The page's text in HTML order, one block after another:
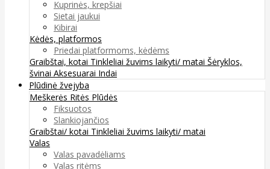
Kuprinės, krepšiai
Sietai jaukui
Kibirai
Kėdės, platformos
Priedai platformoms, kėdėms
Graibštai, kotai Tinkleliai žuvims laikyti/ matai Šėryklos,
švinai Aksesuarai Indai
Plūdinė žvejyba
Meškerės Ritės Plūdės
Fiksuotos
Slankiojančios
Graibštai/ kotai Tinkleliai žuvims laikyti/ matai
Valas
Valas pavadėliams
Valas ritėms